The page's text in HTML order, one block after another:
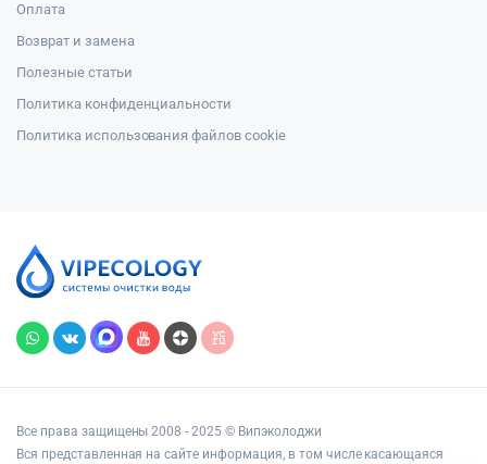
Оплата
Возврат и замена
Полезные статьи
Политика конфиденциальности
Политика использования файлов cookie
Все права защищены 2008 - 2025 © Випэколоджи
Вся представленная на сайте информация, в том числе касающаяся